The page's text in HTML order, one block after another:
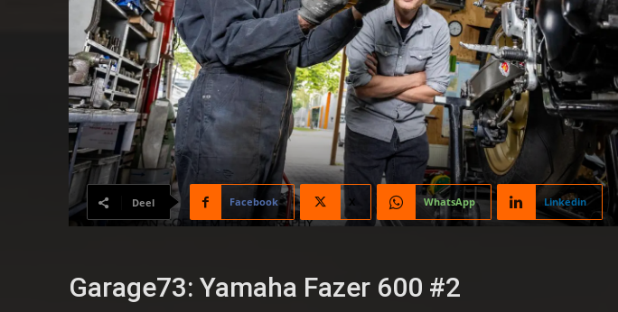
Deel Facebook X WhatsApp Linkedin
Garage73: Yamaha Fazer 600 #2